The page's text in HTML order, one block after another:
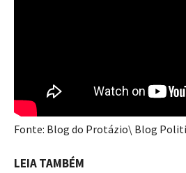
Fonte: Blog do Protázio\ Blog
LEIA TAMBÉM